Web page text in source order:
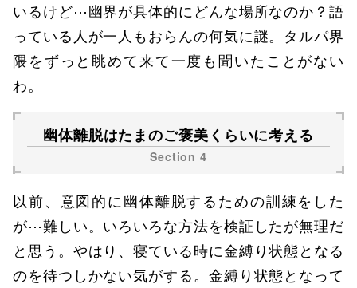
いるけど⋯幽界が具体的にどんな場所なのか？語
っている人が一人もおらんの何気に謎。タルパ界
隈をずっと眺めて来て一度も聞いたことがない
わ。
幽体離脱はたまのご褒美くらいに考える
以前、意図的に幽体離脱するための訓練をした
が⋯難しい。いろいろな方法を検証したが無理だ
と思う。やはり、寝ている時に金縛り状態となる
のを待つしかない気がする。金縛り状態となって